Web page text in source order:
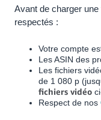
Avant de charger
respectés :
Votre compte
Les ASIN des
Les fichiers
de 1 080 p
fichiers vidéo
Respect de nos